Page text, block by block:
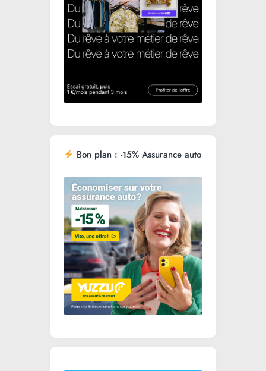
Bon plan : -15% Assurance auto